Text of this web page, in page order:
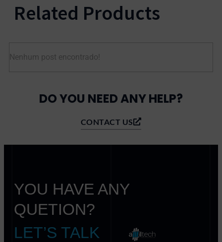
Related Products
Nenhum post encontrado!
DO YOU NEED ANY HELP?
CONTACT US
YOU HAVE ANY
QUETION?
LET’S TALK